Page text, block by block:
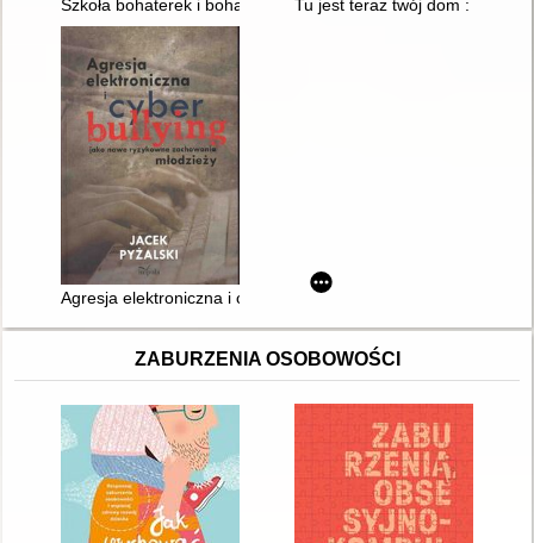
Szkoła bohaterek i bohaterów 2 czyli Jak radzić sobie ze złem
Tu jest teraz twój dom :
Agresja elektroniczna i cyberbullying jako nowe ryzykowne
ZABURZENIA OSOBOWOŚCI